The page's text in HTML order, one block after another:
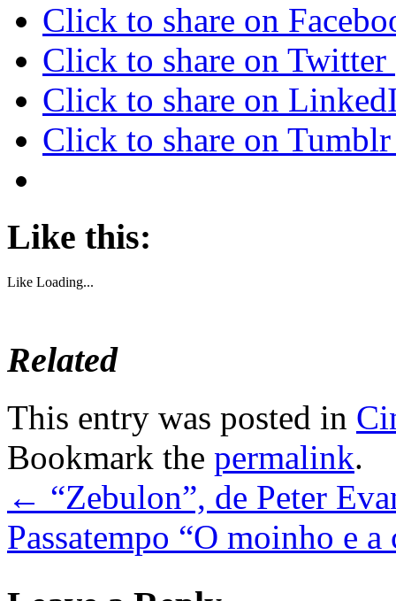
Click to share on
Click to share on
Click to share on
Click to share on
Like this:
Like Loading...
Related
This entry was posted in
Bookmark the permalink.
← “Zebulon”, de Peter
Passatempo “O moinho e